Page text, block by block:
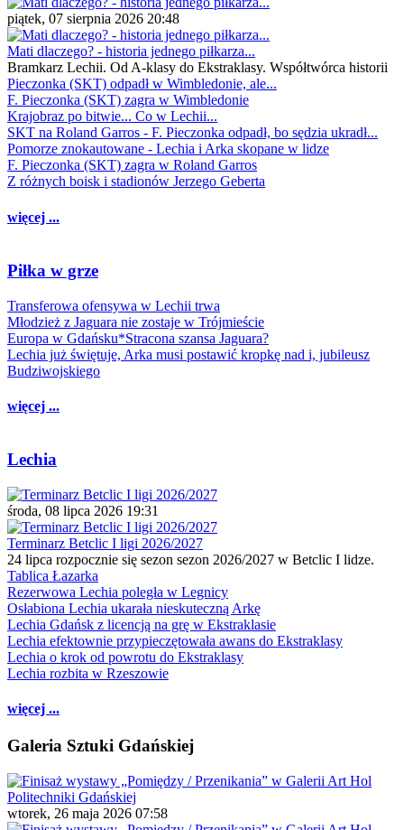
piątek, 07 sierpnia 2026 20:48
Mati dlaczego? - historia jednego piłkarza...
Bramkarz Lechii. Od A-klasy do Ekstraklasy. Współtwórca historii
Pieczonka (SKT) odpadł w Wimbledonie, ale...
F. Pieczonka (SKT) zagra w Wimbledonie
Krajobraz po bitwie... Co w Lechii...
SKT na Roland Garros - F. Pieczonka odpadł, bo sędzia ukradł...
Pomorze znokautowane - Lechia i Arka skopane w lidze
F. Pieczonka (SKT) zagra w Roland Garros
Z różnych boisk i stadionów Jerzego Geberta
więcej ...
Piłka w grze
Transferowa ofensywa w Lechii trwa
Młodzież z Jaguara nie zostaje w Trójmieście
Europa w Gdańsku*Stracona szansa Jaguara?
Lechia już świętuje, Arka musi postawić kropkę nad i, jubileusz
Budziwojskiego
więcej ...
Lechia
środa, 08 lipca 2026 19:31
Terminarz Betclic I ligi 2026/2027
24 lipca rozpocznie się sezon sezon 2026/2027 w Betclic I lidze.
Tablica Łazarka
Rezerwowa Lechia poległa w Legnicy
Osłabiona Lechia ukarała nieskuteczną Arkę
Lechia Gdańsk z licencją na grę w Ekstraklasie
Lechia efektownie przypieczętowała awans do Ekstraklasy
Lechia o krok od powrotu do Ekstraklasy
Lechia rozbita w Rzeszowie
więcej ...
Galeria Sztuki Gdańskiej
wtorek, 26 maja 2026 07:58